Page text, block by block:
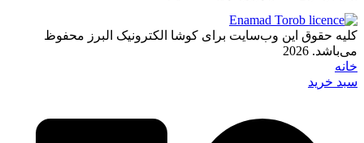
کلیه حقوق این وب‌سایت برای کوشا الکترونیک البرز محفوظ
می‌باشد. 2026
خانه
سبد خرید